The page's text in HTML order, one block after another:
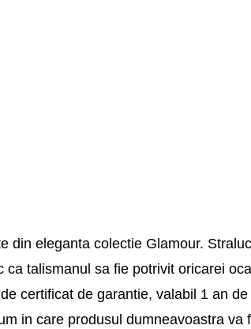
eleganta colectie Glamour.
ca talismanul sa fie potrivit oricarei
certificat de garantie, valabil 1 an de
in care produsul dumneavoastra va